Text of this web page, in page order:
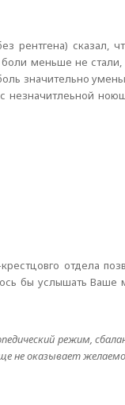
рентгена) сказал,
меньше не
значительно
незначитлеьной
отдела
бы услышать Ваше
режим,
не оказывает